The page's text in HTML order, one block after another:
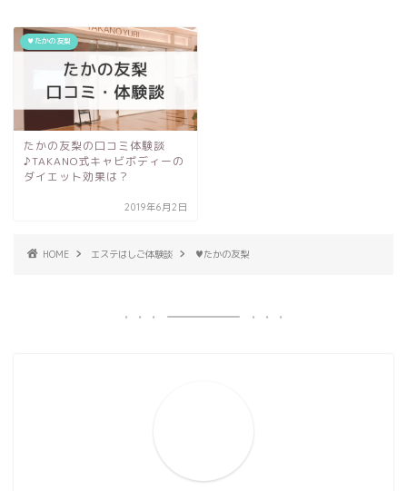
♥たかの友梨
たかの友梨の口コミ体験談
♪TAKANO式キャビボディーの
ダイエット効果は？
2019年6月2日
HOME エステはしご体験談 ♥たかの友梨